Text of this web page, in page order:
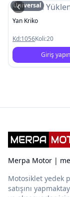
Resim
Üniversal
Yan Kriko
Kd:1056Koli:20
Giriş
Merpa Motor |
Motosiklet yedek
satışını